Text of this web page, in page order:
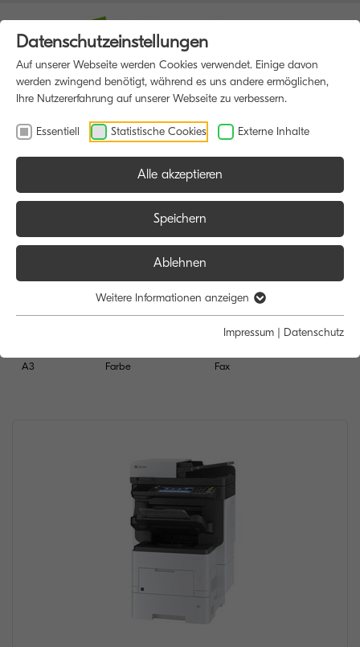
A3 Farbe
Funktion:
Scan
Fax
Datenschutzeinstellungen
Auf unserer Webseite werden Cookies verwendet. Einige davon
werden zwingend benötigt, während es uns andere ermöglichen,
Ihre Nutzererfahrung auf unserer Webseite zu verbessern.
Essentiell Statistische Cookies Externe Inhalte
Alle akzeptieren
Speichern
Ablehnen
Weitere Informationen anzeigen
Impressum | Datenschutz